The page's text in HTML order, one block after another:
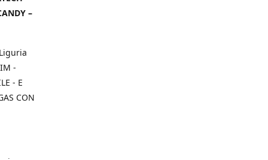
–
-
- E
CON